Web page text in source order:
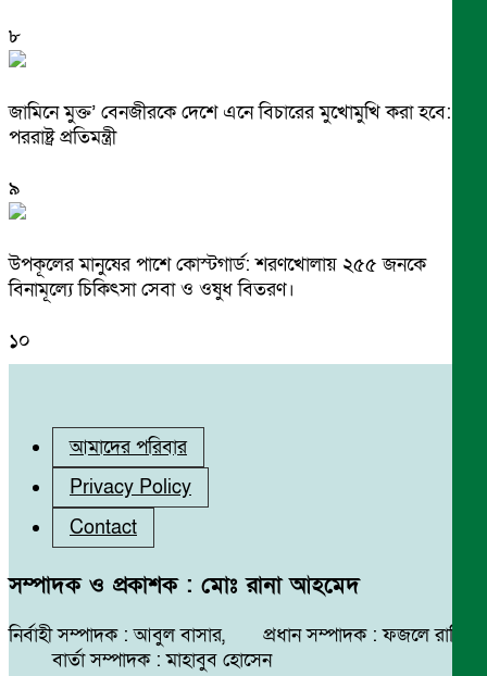
৮
জামিনে মুক্ত’ বেনজীরকে দেশে এনে বিচারের মুখোমুখি করা হবে:
পররাষ্ট্র প্রতিমন্ত্রী
৯
উপকূলের মানুষের পাশে কোস্টগার্ড: শরণখোলায় ২৫৫ জনকে
বিনামূল্যে চিকিৎসা সেবা ও ওষুধ বিতরণ।
১০
আমাদের পরিবার
Privacy Policy
Contact
সম্পাদক ও প্রকাশক : মোঃ রানা আহমেদ
নির্বাহী সম্পাদক : আবুল বাসার, প্রধান সম্পাদক : ফজলে রাব্বি
বার্তা সম্পাদক : মাহাবুব হোসেন